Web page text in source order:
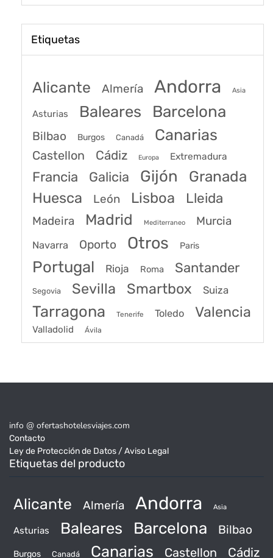
Etiquetas
Alicante Almería Andorra Asia
Asturias Baleares Barcelona
Bilbao Burgos Canadá Canarias
Castellon Cádiz Europa Extremadura
Francia Galicia Gijón Granada
Huesca León Lisboa Lleida
Madeira Madrid Mediterraneo Murcia
Navarra Oporto Otros Paris
Portugal Rioja Roma Santander
Segovia Sevilla Smartbox Suiza
Tarragona Tenerife Toledo Valencia
Valladolid Ávila
info @ ofertashotelesviajes.com
Contacto
Ley de Protección de Datos / Aviso Legal
Etiquetas del producto
Alicante Almería Andorra Asia
Asturias Baleares Barcelona Bilbao
Burgos Canadá Canarias Castellon Cádiz